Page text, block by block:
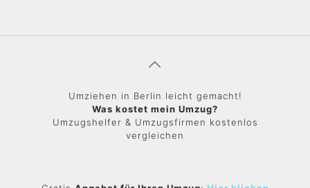
Umziehen in Berlin leicht gemacht!
Was kostet mein Umzug?
Umzugshelfer & Umzugsfirmen kostenlos
vergleichen